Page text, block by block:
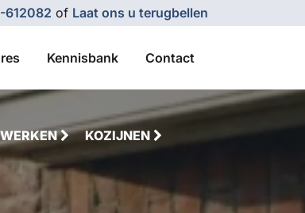
of Laat ons u terugbellen
Kennisbank Contact
KOZIJNEN